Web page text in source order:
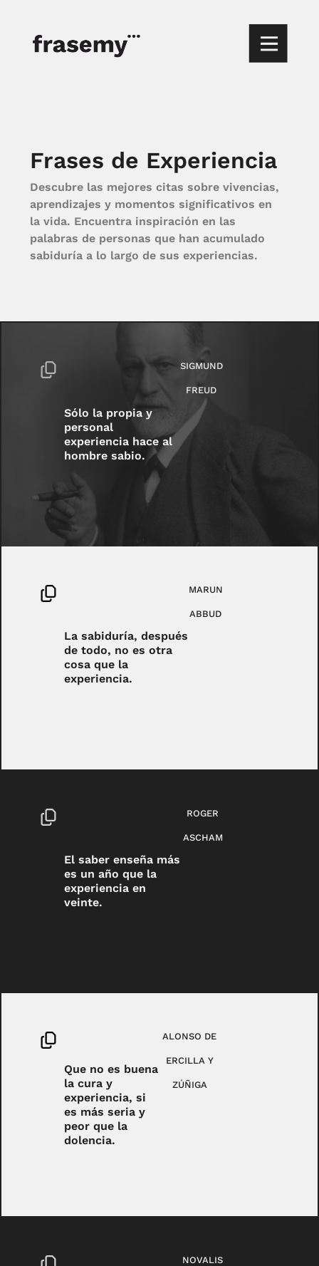
Frases de Experiencia
Descubre las mejores citas sobre vivencias,
aprendizajes y momentos significativos en
la vida. Encuentra inspiración en las
palabras de personas que han acumulado
sabiduría a lo largo de sus experiencias.
Sólo la propia y
personal
experiencia hace al
hombre sabio.
SIGMUND
FREUD
La sabiduría, después
de todo, no es otra
cosa que la
experiencia.
MARUN
ABBUD
El saber enseña más
es un año que la
experiencia en
veinte.
ROGER
ASCHAM
Que no es buena
la cura y
experiencia, si
es más seria y
peor que la
dolencia.
ALONSO DE
ERCILLA Y
ZÚÑIGA
NOVALIS